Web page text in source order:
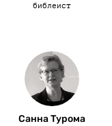
библеист
Санна Турома